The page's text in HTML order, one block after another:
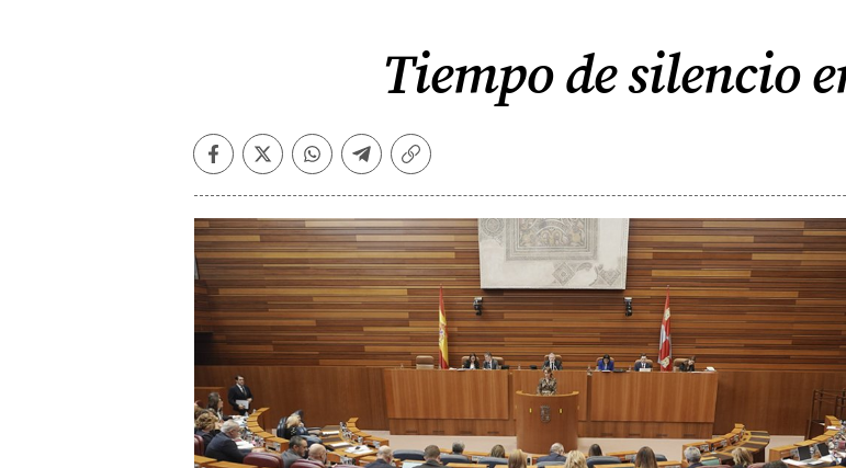
Tiempo de silencio
Facebook
TwitterWhatsapp
Telegram
Copiar